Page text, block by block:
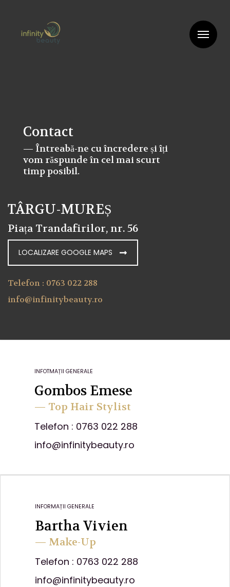
Contact
— Întreabă-ne cu încredere și îți
vom răspunde în cel mai scurt
timp posibil.
TÂRGU-MUREȘ
Piața Trandafirilor, nr. 56
LOCALIZARE GOOGLE MAPS
Telefon : 0763 022 288
info@infinitybeauty.ro
INFOTMAȚII GENERALE
Gombos Emese
— Top Hair Stylist
Telefon : 0763 022 288
info@infinitybeauty.ro
INFORMAȚII GENERALE
Bartha Vivien
— Make-Up
Telefon : 0763 022 288
info@infinitybeauty.ro